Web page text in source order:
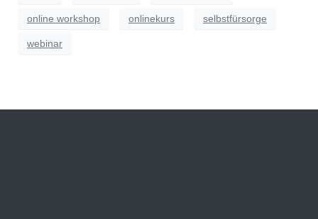
online workshop onlinekurs selbstfürsorge
webinar